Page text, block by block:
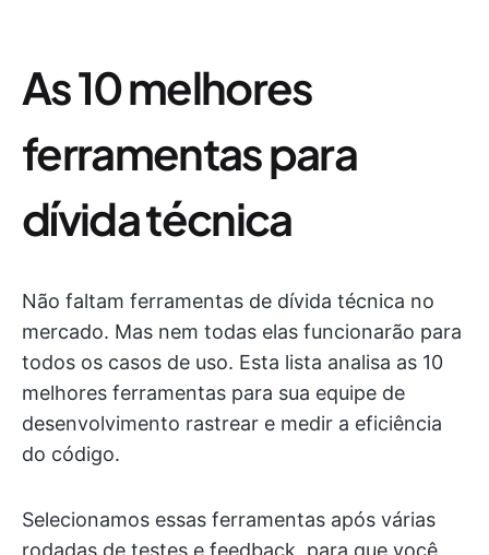
As 10 melhores
ferramentas para
dívida técnica
Não faltam ferramentas de dívida técnica no
mercado. Mas nem todas elas funcionarão para
todos os casos de uso. Esta lista analisa as 10
melhores ferramentas para sua equipe de
desenvolvimento rastrear e medir a eficiência
do código.
Selecionamos essas ferramentas após várias
rodadas de testes e feedback, para que você